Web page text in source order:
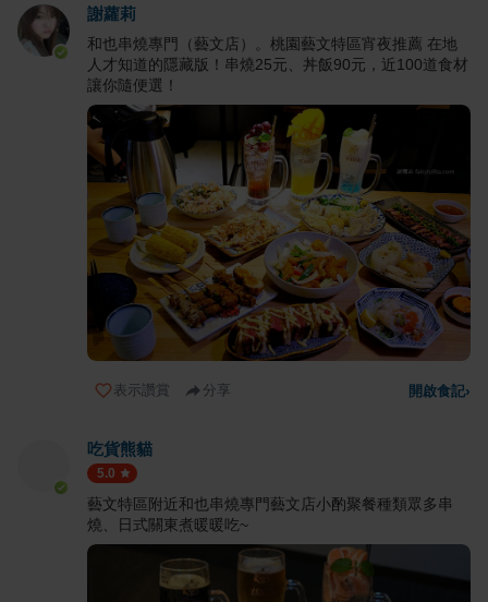
謝蘿莉
和也串燒專門（藝文店）。桃園藝文特區宵夜推薦 在地
人才知道的隱藏版！串燒25元、丼飯90元，近100道食材
讓你隨便選！
表示讚賞 分享 開啟食記›
吃貨熊貓
5.0
藝文特區附近和也串燒專門藝文店小酌聚餐種類眾多串
燒、日式關東煮暖暖吃~